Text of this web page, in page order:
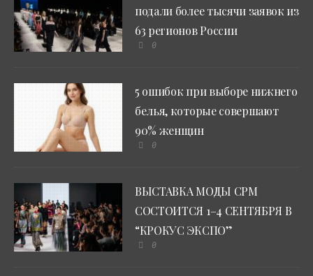
подали более тысячи заявок из
63 регионов России
0
5 ошибок при выборе нижнего
белья, которые совершают
90% женщин
0
ВЫСТАВКА МОДЫ CPM
СОСТОИТСЯ 1–4 СЕНТЯБРЯ В
“КРОКУС ЭКСПО”
0